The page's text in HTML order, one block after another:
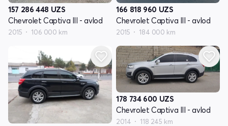
157 286 448 UZS
Chevrolet Captiva III - avlod
2015 106 000 km
166 818 960 UZS
Chevrolet Captiva III - avlod
2015 184 000 km
178 734 600 UZS
Chevrolet Captiva III - avlod
2014 118 245 km